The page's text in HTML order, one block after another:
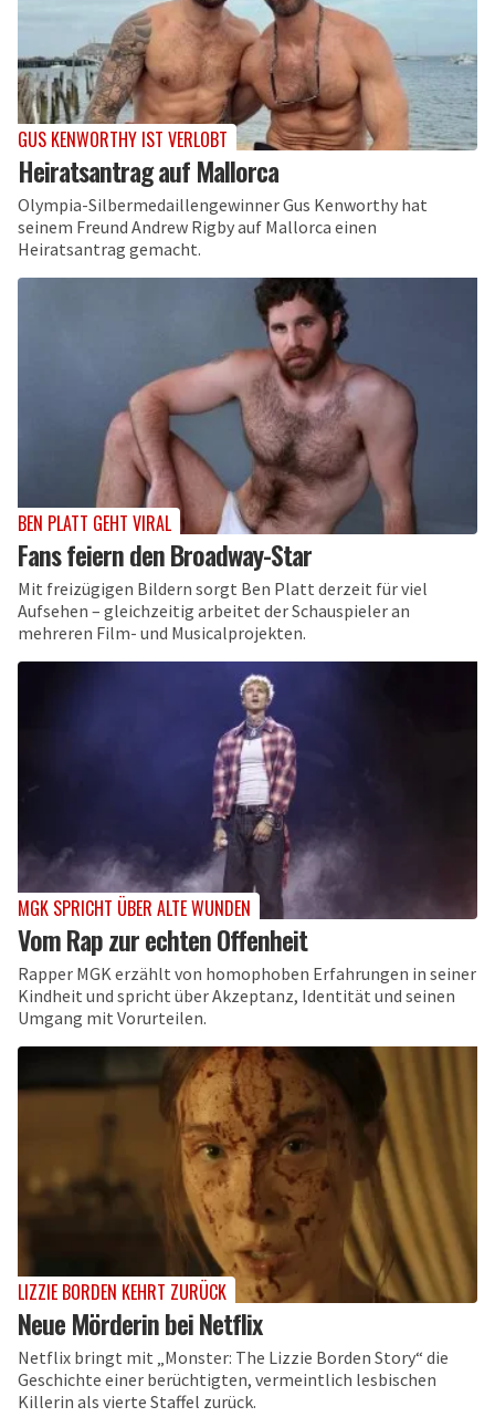
GUS KENWORTHY IST VERLOBT
Heiratsantrag auf Mallorca
Olympia-Silbermedaillengewinner Gus Kenworthy hat
seinem Freund Andrew Rigby auf Mallorca einen
Heiratsantrag gemacht.
BEN PLATT GEHT VIRAL
Fans feiern den Broadway-Star
Mit freizügigen Bildern sorgt Ben Platt derzeit für viel
Aufsehen – gleichzeitig arbeitet der Schauspieler an
mehreren Film- und Musicalprojekten.
MGK SPRICHT ÜBER ALTE WUNDEN
Vom Rap zur echten Offenheit
Rapper MGK erzählt von homophoben Erfahrungen in seiner
Kindheit und spricht über Akzeptanz, Identität und seinen
Umgang mit Vorurteilen.
LIZZIE BORDEN KEHRT ZURÜCK
Neue Mörderin bei Netflix
Netflix bringt mit „Monster: The Lizzie Borden Story“ die
Geschichte einer berüchtigten, vermeintlich lesbischen
Killerin als vierte Staffel zurück.